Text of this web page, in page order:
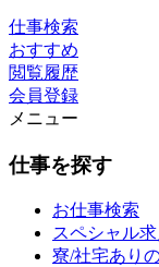
仕事検索
おすすめ
閲覧履歴
会員登録
メニュー
仕事を探す
お仕事検索
スペシャル求
寮/社宅あり